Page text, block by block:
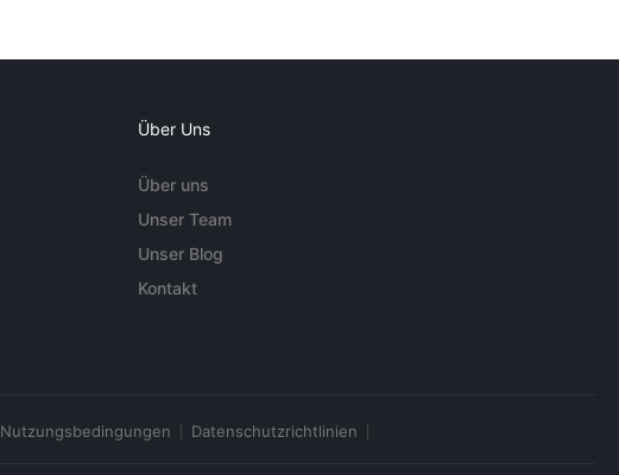
Über Uns
Über uns
Unser Team
Unser Blog
Kontakt
Nutzungsbedingungen Datenschutzrichtlinien